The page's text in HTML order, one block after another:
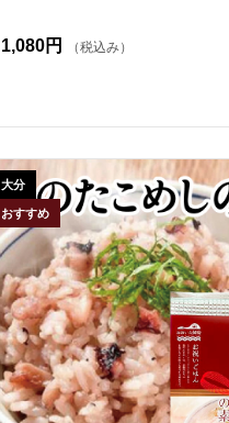
1,080円 （税込み）
大分
おすすめ